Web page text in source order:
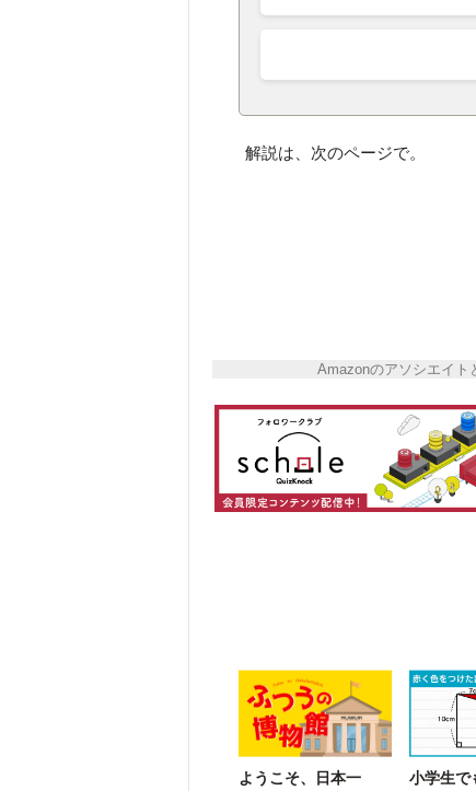
解説は、次のページで。
Amazonのアソシエイト
ようこそ、日本一
小学生で